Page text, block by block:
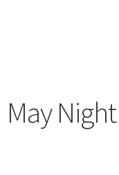
May Night